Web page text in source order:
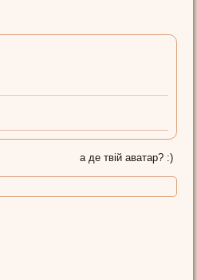
а де твій аватар? :)